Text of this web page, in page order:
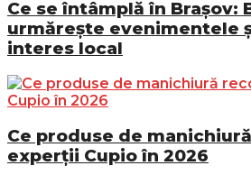
Ce se întâmplă în Brașov:
urmărește evenimentele
interes local
Ce produse de
experții Cupio în 2026